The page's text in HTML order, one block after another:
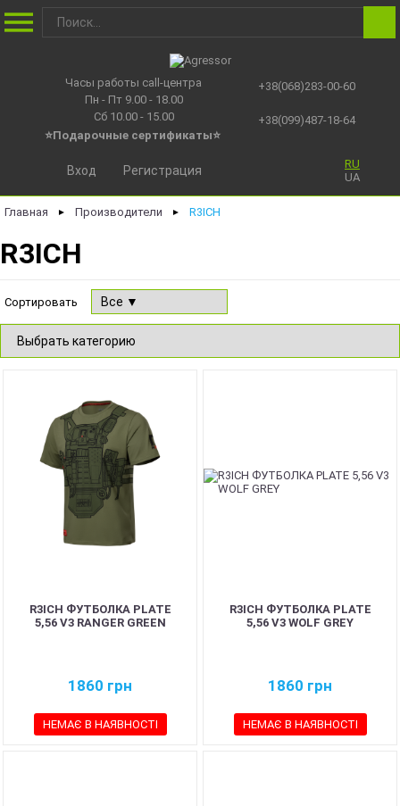
Часы работы call-центра
Пн - Пт 9.00 - 18.00
Сб 10.00 - 15.00
⭐Подарочные сертификаты⭐
+38(068)283-00-60
+38(099)487-18-64
RU
UA
Вход Регистрация
Главная ► Производители ► R3ICH
R3ICH
Сортировать
R3ICH ФУТБОЛКА PLATE
5,56 V3 RANGER GREEN
1860 грн
НЕМАЄ В НАЯВНОСТІ
R3ICH ФУТБОЛКА PLATE
5,56 V3 WOLF GREY
1860 грн
НЕМАЄ В НАЯВНОСТІ